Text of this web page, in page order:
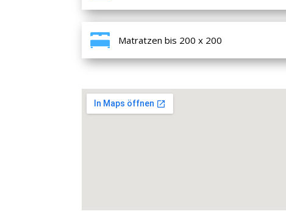
Matratzen bis 200 x 200